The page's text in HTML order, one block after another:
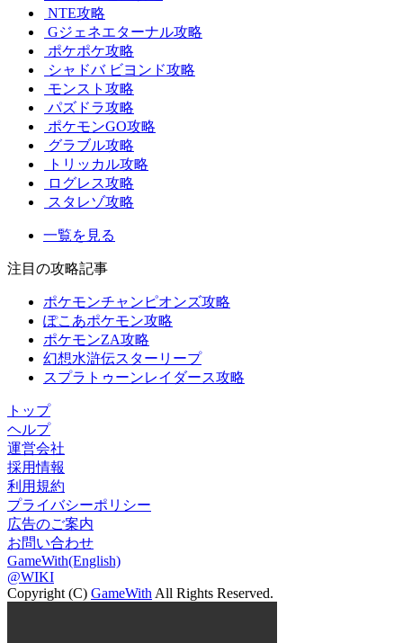
NTE攻略
Gジェネエターナル攻略
ポケポケ攻略
シャドバ ビヨンド攻略
モンスト攻略
パズドラ攻略
ポケモンGO攻略
グラブル攻略
トリッカル攻略
ログレス攻略
スタレゾ攻略
一覧を見る
注目の攻略記事
ポケモンチャンピオンズ攻略
ぽこあポケモン攻略
ポケモンZA攻略
幻想水滸伝スターリープ
スプラトゥーンレイダース攻略
トップ
ヘルプ
運営会社
採用情報
利用規約
プライバシーポリシー
広告のご案内
お問い合わせ
GameWith(English)
@WIKI
Copyright (C) GameWith All Rights Reserved.